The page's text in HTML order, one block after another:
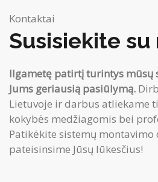
Kontaktai
Susisiekite su
Ilgametę patirtį turintys mūsų
Jums geriausią pasiūlymą.
Lietuvoje ir darbus atliekame
kokybės medžiagomis bei
Patikėkite sistemų
pateisinsime Jūsų lūkesčius!